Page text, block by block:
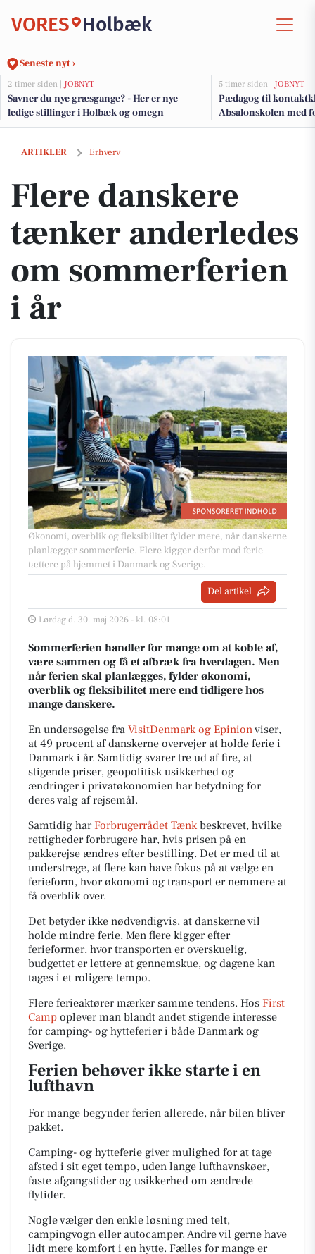
VORES Holbæk
Seneste nyt ›
2 timer siden | JOBNYT
Savner du nye græsgange? - Her er nye
ledige stillinger i Holbæk og omegn
5 timer siden | JOBNYT
Pædagog til
Absalonskolen med
specialpædagogik
ARTIKLER Erhverv
Flere danskere tænker anderledes om sommerferien i år
Flere danskere
tænker anderledes
om sommerferien
i år
Økonomi, overblik og fleksibilitet fylder mere, når danskerne
planlægger sommerferie. Flere kigger derfor mod ferie
tættere på hjemmet i Danmark og Sverige.
Del artikel
Lørdag d. 30. maj 2026 - kl. 08:01
Sommerferien handler for mange om at koble af,
være sammen og få et afbræk fra hverdagen. Men
når ferien skal planlægges, fylder økonomi,
overblik og fleksibilitet mere end tidligere hos
mange danskere.
En undersøgelse fra VisitDenmark og Epinionviser,
at 49 procent af danskerne overvejer at holde ferie i
Danmark i år. Samtidig svarer tre ud af fire, at
stigende priser, geopolitisk usikkerhed og
ændringer i privatøkonomien har betydning for
deres valg af rejsemål.
Samtidig har Forbrugerrådet Tænkbeskrevet, hvilke
rettigheder forbrugere har, hvis prisen på en
pakkerejse ændres efter bestilling. Det er med til at
understrege, at flere kan have fokus på at vælge en
ferieform, hvor økonomi og transport er nemmere at
få overblik over.
Det betyder ikke nødvendigvis, at danskerne vil
holde mindre ferie. Men flere kigger efter
ferieformer, hvor transporten er overskuelig,
budgettet er lettere at gennemskue, og dagene kan
tages i et roligere tempo.
Flere ferieaktører mærker samme tendens. Hos First
Camp oplever man blandt andet stigende interesse
for camping- og hytteferier i både Danmark og
Sverige.
Ferien behøver ikke starte i en
lufthavn
For mange begynder ferien allerede, når bilen bliver
pakket.
Camping- og hytteferie giver mulighed for at tage
afsted i sit eget tempo, uden lange lufthavnskøer,
faste afgangstider og usikkerhed om ændrede
flytider.
Nogle vælger den enkle løsning med telt,
campingvogn eller autocamper. Andre vil gerne have
lidt mere komfort i en hytte. Fælles for mange er